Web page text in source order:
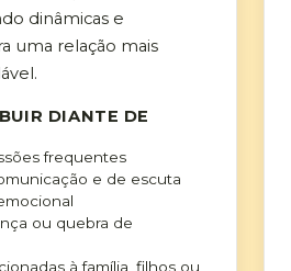
dinâmicas e
uma relação mais
DIANTE DE
frequentes
e de escuta
ou quebra de
à família, filhos ou